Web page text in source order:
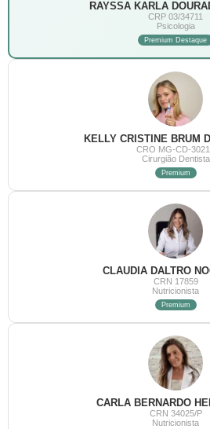
RAYSSA KARLA
CRP 03/34711
Psicologia
Premium Destaque
KELLY CRISTINE BRUM
CRO MG-CD-
Cirurgião Dentista
Premium
CLAUDIA DALTRO
CRN 17859
Nutricionista
Premium
CARLA BERNARDO
CRN 34025/P
Nutricionista